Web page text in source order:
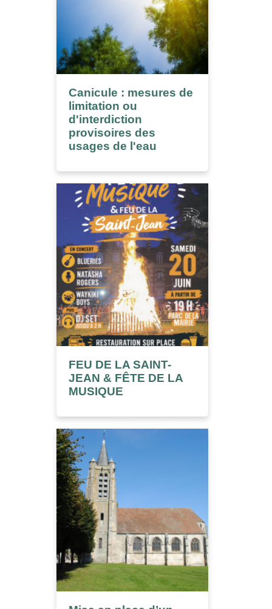
Canicule : mesures de
limitation ou
d'interdiction
provisoires des
usages de l'eau
FEU DE LA SAINT-
JEAN & FÊTE DE LA
MUSIQUE